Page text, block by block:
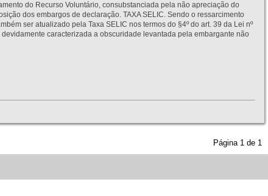
do Recurso Voluntário, consubstanciada pela não apreciação do
dos embargos de declaração. TAXA SELIC. Sendo o ressarcimento
ser atualizado pela Taxa SELIC nos termos do §4º do art. 39 da Lei nº
caracterizada a obscuridade levantada pela embargante não
Página 1 de 1